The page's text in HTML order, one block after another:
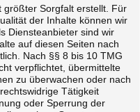
größter Sorgfalt erstellt. Für
der Inhalte können wir
Diensteanbieter sind wir
auf diesen Seiten nach
Nach §§ 8 bis 10 TMG
verpflichtet, übermittelte
zu überwachen oder nach
Tätigkeit
oder Sperrung der